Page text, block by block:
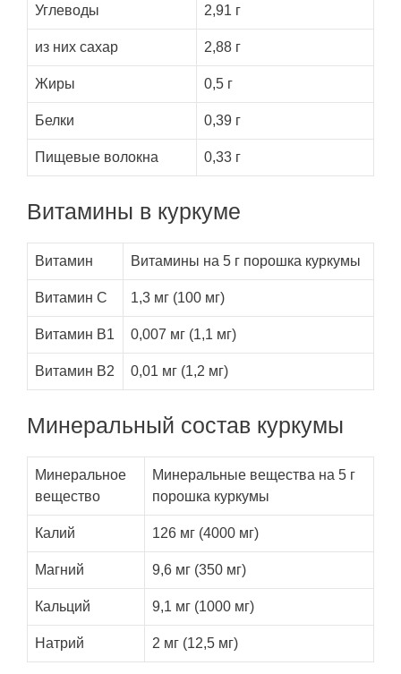
Углеводы 2,91 г
из них сахар 2,88 г
Жиры 0,5 г
Белки 0,39 г
Пищевые волокна 0,33 г
Витамины в куркуме
Витамин Витамины на 5 г порошка куркумы
Витамин C 1,3 мг (100 мг)
Витамин B1 0,007 мг (1,1 мг)
Витамин В2 0,01 мг (1,2 мг)
Минеральный состав куркумы
Минеральное
вещество
Минеральные вещества на 5 г
порошка куркумы
Калий 126 мг (4000 мг)
Магний 9,6 мг (350 мг)
Кальций 9,1 мг (1000 мг)
Натрий 2 мг (12,5 мг)